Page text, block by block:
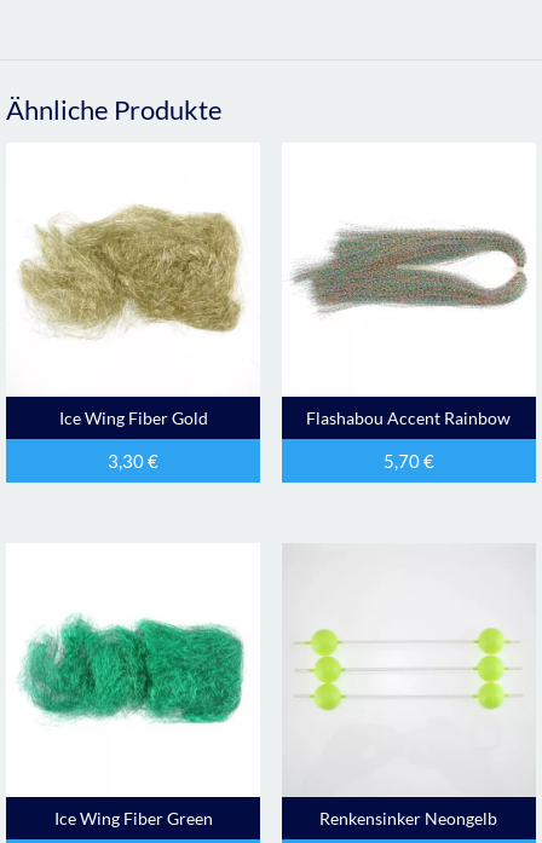
Ähnliche Produkte
Ice Wing Fiber Gold
3,30€
Flashabou Accent Rainbow
5,70€
Ice Wing Fiber Green Renkensinker Neongelb